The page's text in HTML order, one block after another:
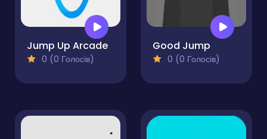
Jump Up Arcade
0 (0 Голосів)
Good Jump
0 (0 Голосів)